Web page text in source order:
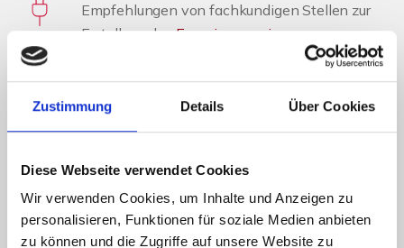
Zustimmung Details Über Cookies
Diese Webseite verwendet Cookies
Wir verwenden Cookies, um Inhalte und Anzeigen zu
personalisieren, Funktionen für soziale Medien anbieten
zu können und die Zugriffe auf unsere Website zu
Empfehlungen von fachkundigen Stellen zur
Erstellung desEnergieausweises
Vorbereitung zur Erstellung des
Kaufvertragsentwurfs
Vorbereitung und Koordinierung des
Notartermins